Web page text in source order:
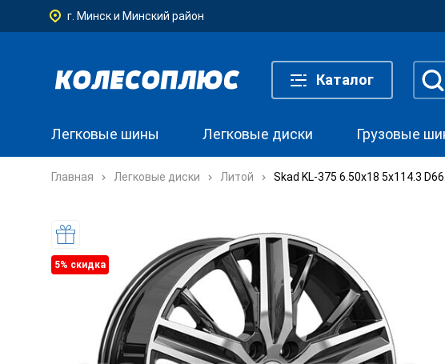
г. Минск и Минский район
Каталог
Легковые шины Легковые диски Грузовые
Главная Легковые диски Литой Skad KL-375 6.50x18 5x114.3
5% cкидка